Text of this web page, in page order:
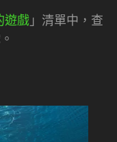
遊戲 」清單中，查